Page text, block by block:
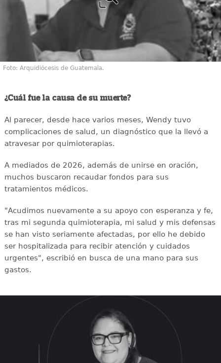
Foto: Arquidiócesis de Guatemala.
¿Cuál fue la causa de su muerte?
Al parecer, desde hace varios meses, Wendy tuvo
complicaciones de salud, un diagnóstico que la llevó a
atravesar por quimioterapias.
A mediados de 2026, además de unirse en oración,
muchos buscaron recaudar fondos para sus
tratamientos médicos.
"Acudimos nuevamente a su apoyo con esperanza y fe,
tras mi segunda quimioterapia, mi salud y mis defensas
se han visto seriamente afectadas, por ello he debido
ser hospitalizada para recibir atención y cuidados
urgentes", escribió en busca de una mano para sus
gastos.